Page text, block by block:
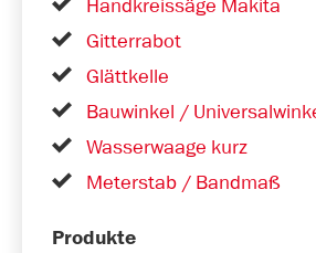
Handkreissäge Makita
Gitterrabot
Glättkelle
Bauwinkel /
Wasserwaage kurz
Meterstab / Bandmaß
Produkte